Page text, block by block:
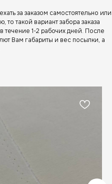
за заказом самостоятельно или
то такой вариант забора заказа
течение 1-2 рабочих дней. После
Вам габариты и вес посылки, а